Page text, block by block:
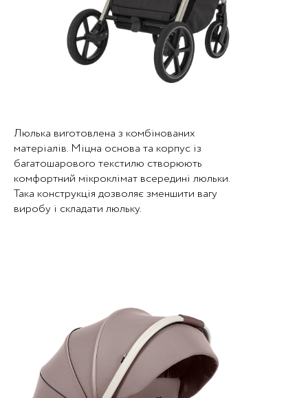
Люлька виготовлена з комбінованих
матеріалів. Міцна основа та корпус із
багатошарового текстилю створюють
комфортний мікроклімат всередині люльки.
Така конструкція дозволяє зменшити вагу
виробу і складати люльку.